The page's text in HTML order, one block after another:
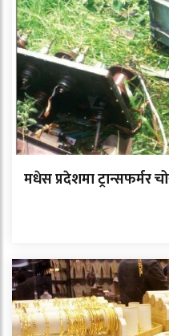
मधेस प्रदेशमा ट्रान्सफर्मर